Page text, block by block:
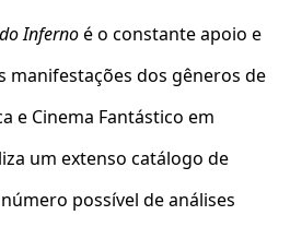
Infernoé o constante apoio e
manifestações dos gêneros de
e Cinema Fantástico em
um extenso catálogo de
possível de análises